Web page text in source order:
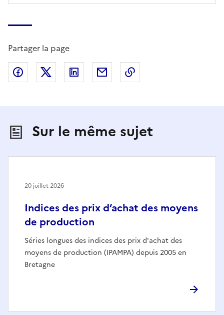
Partager la page
Partager sur Facebook
Partager sur X (anciennement Twitter)
Partager sur LinkedIn
Partager par email
Sur le même sujet
Indices des prix d’achat des moyens
de production
Séries longues des indices des prix d'achat des
moyens de production (IPAMPA) depuis 2005 en
Bretagne
20 juillet 2026